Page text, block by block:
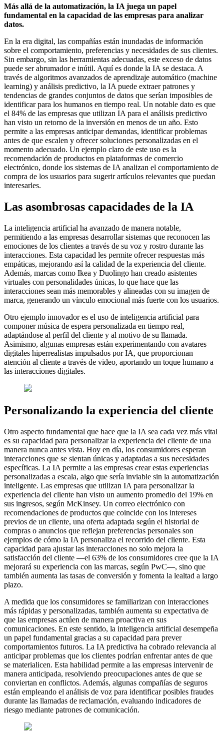
Más allá de la automatización, la IA juega un papel
fundamental en la capacidad de las empresas para analizar
datos.
En la era digital, las compañías están inundadas de información
sobre el comportamiento, preferencias y necesidades de sus clientes.
Sin embargo, sin las herramientas adecuadas, este exceso de datos
puede ser abrumador e inútil. Aquí es donde la IA se destaca. A
través de algoritmos avanzados de aprendizaje automático (machine
learning) y análisis predictivo, la IA puede extraer patrones y
tendencias de grandes conjuntos de datos que serían imposibles de
identificar para los humanos en tiempo real. Un notable dato es que
el 84% de las empresas que utilizan IA para el análisis predictivo
han visto un retorno de la inversión en menos de un año. Esto
permite a las empresas anticipar demandas, identificar problemas
antes de que escalen y ofrecer soluciones personalizadas en el
momento adecuado. Un ejemplo claro de este uso es la
recomendación de productos en plataformas de comercio
electrónico, donde los sistemas de IA analizan el comportamiento de
compra de los usuarios para sugerir artículos relevantes que puedan
interesarles.
Las asombrosas capacidades de la IA
La inteligencia artificial ha avanzado de manera notable,
permitiendo a las empresas desarrollar sistemas que reconocen las
emociones de los clientes a través de su voz y rostro durante las
interacciones. Esta capacidad les permite ofrecer respuestas más
empáticas, mejorando así la calidad de la experiencia del cliente.
Además, marcas como Ikea y Duolingo han creado asistentes
virtuales con personalidades únicas, lo que hace que las
interacciones sean más memorables y alineadas con su imagen de
marca, generando un vínculo emocional más fuerte con los usuarios.
Otro ejemplo innovador es el uso de inteligencia artificial para
componer música de espera personalizada en tiempo real,
adaptándose al perfil del cliente y al motivo de su llamada.
Asimismo, algunas empresas están experimentando con avatares
digitales hiperrealistas impulsados por IA, que proporcionan
atención al cliente a través de video, aportando un toque humano a
las interacciones digitales.
Personalizando la experiencia del cliente
Otro aspecto fundamental que hace que la IA sea cada vez más vital
es su capacidad para personalizar la experiencia del cliente de una
manera nunca antes vista. Hoy en día, los consumidores esperan
interacciones que se sientan únicas y adaptadas a sus necesidades
específicas. La IA permite a las empresas crear estas experiencias
personalizadas a escala, algo que sería inviable sin la automatización
inteligente. Las empresas que utilizan IA para personalizar la
experiencia del cliente han visto un aumento promedio del 19% en
sus ingresos, según McKinsey. Un correo electrónico con
recomendaciones de productos que coincide con los intereses
previos de un cliente, una oferta adaptada según el historial de
compras o anuncios que reflejan preferencias personales son
ejemplos de cómo la IA personaliza el recorrido del cliente. Esta
capacidad para ajustar las interacciones no solo mejora la
satisfacción del cliente —el 63% de los consumidores cree que la IA
mejorará su experiencia con las marcas, según PwC—, sino que
también aumenta las tasas de conversión y fomenta la lealtad a largo
plazo.
A medida que los consumidores se familiarizan con interacciones
más rápidas y personalizadas, también aumenta su expectativa de
que las empresas actúen de manera proactiva en sus
comunicaciones. En este sentido, la inteligencia artificial desempeña
un papel fundamental gracias a su capacidad para prever
comportamientos futuros. La IA predictiva ha cobrado relevancia al
anticipar problemas que los clientes podrían enfrentar antes de que
se materialicen. Esta habilidad permite a las empresas intervenir de
manera anticipada, resolviendo preocupaciones antes de que se
conviertan en conflictos. Además, algunas compañías de seguros
están empleando el análisis de voz para identificar posibles fraudes
durante las llamadas de reclamación, evaluando indicadores de
riesgo mediante patrones de comunicación.